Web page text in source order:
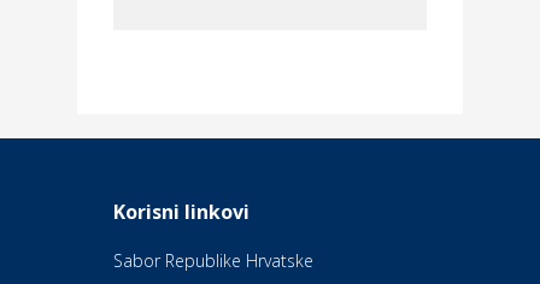
Daruvarske toplice – ljekovita
Korisni linkovi
Sabor Republike Hrvatske